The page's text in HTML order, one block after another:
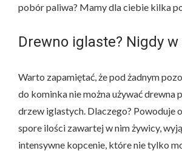
pobór paliwa? Mamy dla ciebie kilka
Drewno iglaste? Nigdy w
Warto zapamiętać, że pod żadnym
do kominka nie można używać drewna
drzew iglastych. Dlaczego? Powoduje
spore ilości zawartej w nim żywicy,
intensywne kopcenie, które nie tylko